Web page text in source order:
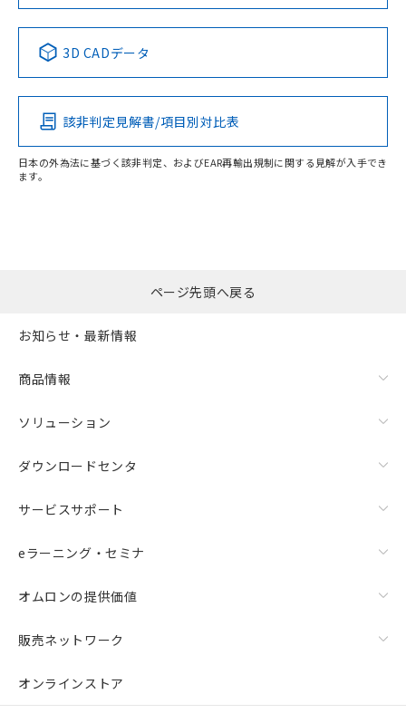
No No No No
この製品の規格認証/適合状況ページへ
その他の認証はこちらのページからご検索ください
3D CADデータ
該非判定見解書/項目別対比表
日本の外為法に基づく該非判定、およびEAR再輸出規制に関する見解が入手でき
ます。
ページ先頭へ戻る
お知らせ・最新情報
商品情報
ソリューション
ダウンロードセンタ
サービスサポート
eラーニング・セミナ
オムロンの提供価値
販売ネットワーク
オンラインストア